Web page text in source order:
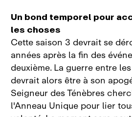
Un bond temporel pour
les choses
Cette saison 3 devrait se
années après la fin des
deuxième. La guerre entre
devrait alors être à son
Seigneur des Ténèbres
l'Anneau Unique pour lier